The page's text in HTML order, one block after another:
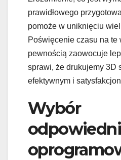
prawidłowego
pomoże w uniknięciu
Poświęcenie czasu na te
pewnością zaowocuje
sprawi, że drukujemy 3D
efektywnym i
Wybór